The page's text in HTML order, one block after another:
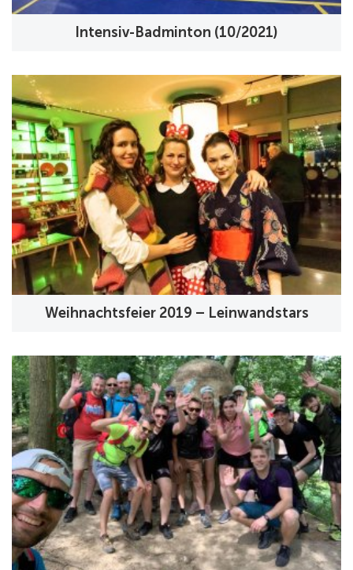
Intensiv-Badminton (10/2021)
Weihnachtsfeier 2019 – Leinwandstars